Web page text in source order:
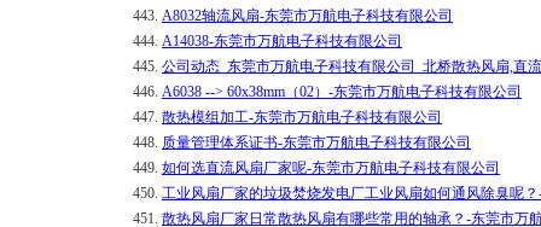
443. A8032轴流风扇-东莞市万航电子科技有限公司
444. A14038-东莞市万航电子科技有限公司
445. 公司动态_东莞市万航电子科技有限公司_北桥散热风扇,直
446. A6038 --> 60x38mm（02）-东莞市万航电子科技有限公司
447. 散热模组加工-东莞市万航电子科技有限公司
448. 质量管理体系证书-东莞市万航电子科技有限公司
449. 如何选​直流风扇厂家呢-东莞市万航电子科技有限公司
450. 工业风扇厂家的垃圾焚烧发电厂工业风扇如何通风除臭呢
451. 散热风扇厂家日常散热风扇有哪些常用的轴承？-东莞市万